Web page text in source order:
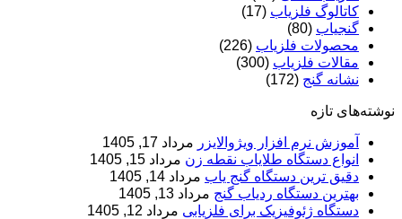
کاتالوگ فلزیاب (17)
گنجیاب (80)
محصولات فلزیاب (226)
مقالات فلزیاب (300)
نشانه گنج (172)
نوشته‌های تازه
آموزش نرم‌ افزار ویژوالایزر مرداد 17, 1405
انواع دستگاه طلایاب نقطه زن مرداد 15, 1405
دقیق ترین دستگاه گنج یاب مرداد 14, 1405
بهترین دستگاه ردیاب گنج مرداد 13, 1405
دستگاه ژئوفیزیک برای فلزیابی مرداد 12, 1405